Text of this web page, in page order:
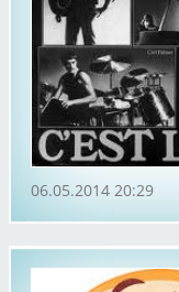
06.05.2014 20:29